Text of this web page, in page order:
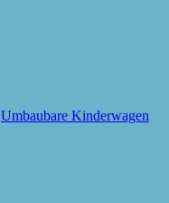
Umbaubare Kinderwagen